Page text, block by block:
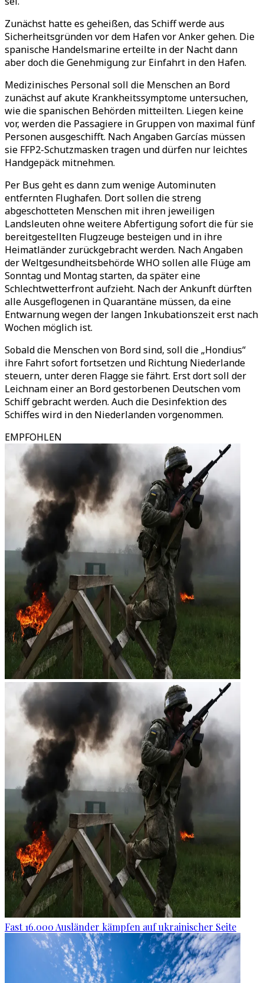
Zunächst hatte es geheißen, das Schiff werde aus
Sicherheitsgründen vor dem Hafen vor Anker gehen. Die
spanische Handelsmarine erteilte in der Nacht dann
aber doch die Genehmigung zur Einfahrt in den Hafen.
Medizinisches Personal soll die Menschen an Bord
zunächst auf akute Krankheitssymptome untersuchen,
wie die spanischen Behörden mitteilten. Liegen keine
vor, werden die Passagiere in Gruppen von maximal fünf
Personen ausgeschifft. Nach Angaben Garcías müssen
sie FFP2-Schutzmasken tragen und dürfen nur leichtes
Handgepäck mitnehmen.
Per Bus geht es dann zum wenige Autominuten
entfernten Flughafen. Dort sollen die streng
abgeschotteten Menschen mit ihren jeweiligen
Landsleuten ohne weitere Abfertigung sofort die für sie
bereitgestellten Flugzeuge besteigen und in ihre
Heimatländer zurückgebracht werden. Nach Angaben
der Weltgesundheitsbehörde WHO sollen alle Flüge am
Sonntag und Montag starten, da später eine
Schlechtwetterfront aufzieht. Nach der Ankunft dürften
alle Ausgeflogenen in Quarantäne müssen, da eine
Entwarnung wegen der langen Inkubationszeit erst nach
Wochen möglich ist.
Sobald die Menschen von Bord sind, soll die „Hondius“
ihre Fahrt sofort fortsetzen und Richtung Niederlande
steuern, unter deren Flagge sie fährt. Erst dort soll der
Leichnam einer an Bord gestorbenen Deutschen vom
Schiff gebracht werden. Auch die Desinfektion des
Schiffes wird in den Niederlanden vorgenommen.
EMPFOHLEN
Fast 16.000 Ausländer kämpfen auf ukrainischer Seite